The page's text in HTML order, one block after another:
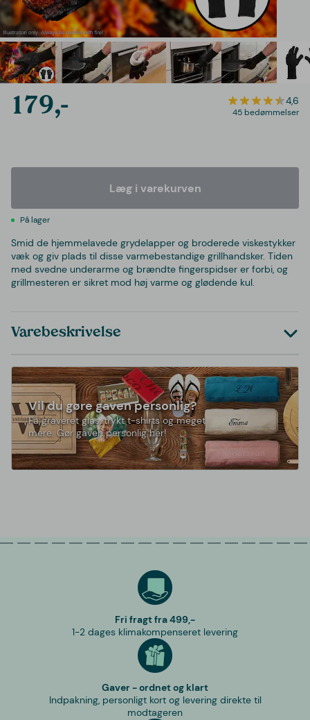
179,- 4,6
45 bedømmelser
Læg i varekurven
På lager
Smid de hjemmelavede grydelapper og broderede viskestykker
væk og giv plads til disse varmebestandige grillhandsker. Tiden
med svedne underarme og brændte fingerspidser er forbi, og
grillmesteren er sikret mod høj varme og glødende kul.
Varebeskrivelse
Vil du gøre gaven personlig?
Få graveret glas, trykt t-shirts og meget
mere. Gør gaven personlig her!
Fri fragt fra 499,-
1-2 dages klimakompenseret levering
Gaver - ordnet og klart
Indpakning, personligt kort og levering direkte til
modtageren